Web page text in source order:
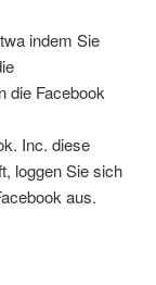
indem Sie
die Facebook
Inc. diese
loggen Sie sich
aus.